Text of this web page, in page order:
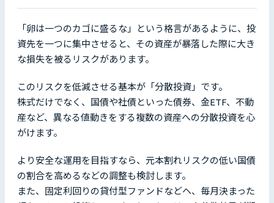
「卵は一つのカゴに盛るな」という格言があるように、投
資先を一つに集中させると、その資産が暴落した際に大き
な損失を被るリスクがあります。
このリスクを低減させる基本が「分散投資」です。
株式だけでなく、国債や社債といった債券、金ETF、不動
産など、異なる値動きをする複数の資産への分散投資を心
がけます。
より安全な運用を目指すなら、元本割れリスクの低い国債
の割合を高めるなどの調整も検討します。
また、固定利回りの貸付型ファンドなどヘ、毎月決まった